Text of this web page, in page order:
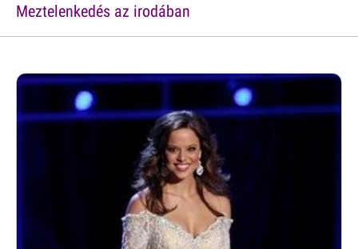
Meztelenkedés az irodában